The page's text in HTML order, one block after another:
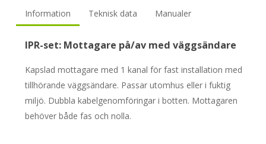
Information Teknisk data Manualer
IPR-set: Mottagare på/av med väggsändare
Kapslad mottagare med 1 kanal för fast installation med
tillhörande väggsändare. Passar utomhus eller i fuktig
miljö. Dubbla kabelgenomföringar i botten. Mottagaren
behöver både fas och nolla.